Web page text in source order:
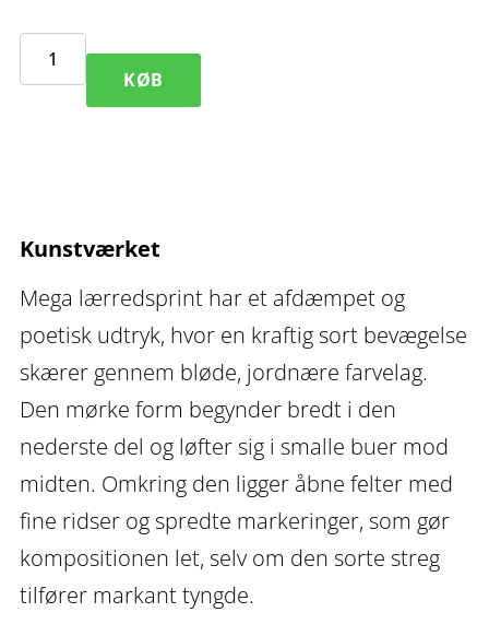
Dust
antal
KØB
Kunstværket
Mega lærredsprint har et afdæmpet og
poetisk udtryk, hvor en kraftig sort bevægelse
skærer gennem bløde, jordnære farvelag.
Den mørke form begynder bredt i den
nederste del og løfter sig i smalle buer mod
midten. Omkring den ligger åbne felter med
fine ridser og spredte markeringer, som gør
kompositionen let, selv om den sorte streg
tilfører markant tyngde.